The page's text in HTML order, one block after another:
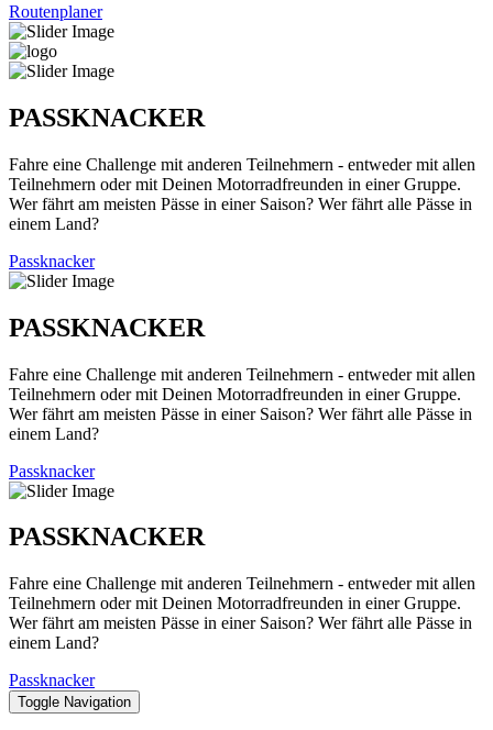
Routenplaner
PASSKNACKER
Fahre eine Challenge mit anderen Teilnehmern - entweder mit allen
Teilnehmern oder mit Deinen Motorradfreunden in einer Gruppe.
Wer fährt am meisten Pässe in einer Saison? Wer fährt alle Pässe in
einem Land?
Passknacker
PASSKNACKER
Fahre eine Challenge mit anderen Teilnehmern - entweder mit allen
Teilnehmern oder mit Deinen Motorradfreunden in einer Gruppe.
Wer fährt am meisten Pässe in einer Saison? Wer fährt alle Pässe in
einem Land?
Passknacker
PASSKNACKER
Fahre eine Challenge mit anderen Teilnehmern - entweder mit allen
Teilnehmern oder mit Deinen Motorradfreunden in einer Gruppe.
Wer fährt am meisten Pässe in einer Saison? Wer fährt alle Pässe in
einem Land?
Passknacker
Toggle Navigation